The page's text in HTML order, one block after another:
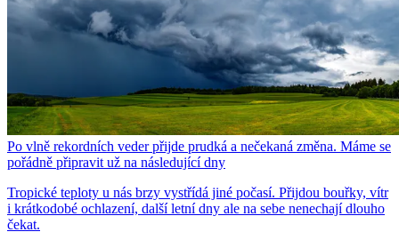
Po vlně rekordních veder přijde prudká a nečekaná změna. Máme se
pořádně připravit už na následující dny
Tropické teploty u nás brzy vystřídá jiné počasí. Přijdou bouřky, vítr
i krátkodobé ochlazení, další letní dny ale na sebe nenechají dlouho
čekat.